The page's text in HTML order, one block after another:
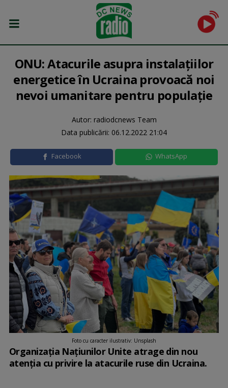
ONU: Atacurile asupra instalațiilor
energetice în Ucraina provoacă noi
nevoi umanitare pentru populație
Autor: radiodcnews Team
Data publicării: 06.12.2022 21:04
Facebook WhatsApp
Foto cu caracter ilustrativ: Unsplash
Organizația Națiunilor Unite atrage din nou
atenția cu privire la atacurile ruse din Ucraina.